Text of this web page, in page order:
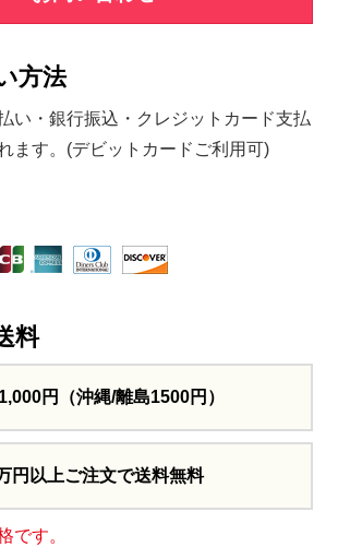
方法
い・銀行振込・クレジットカード支払
ます。(デビットカードご利用可)
料
円 （沖縄/離島1500円）
円以上ご注文で送料無料
です。